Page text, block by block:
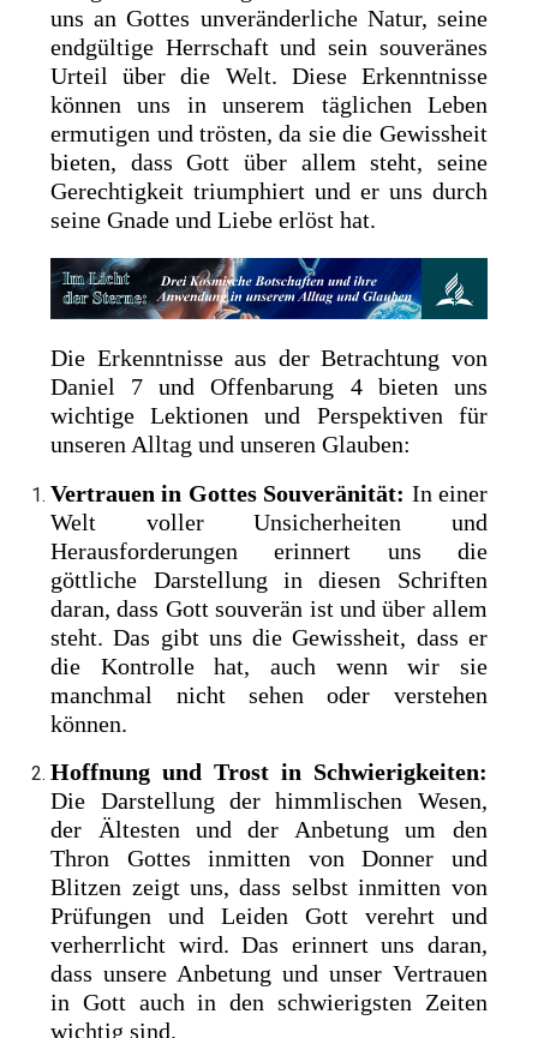
uns an Gottes unveränderliche Natur, seine
endgültige Herrschaft und sein souveränes
Urteil über die Welt. Diese Erkenntnisse
können uns in unserem täglichen Leben
ermutigen und trösten, da sie die Gewissheit
bieten, dass Gott über allem steht, seine
Gerechtigkeit triumphiert und er uns durch
seine Gnade und Liebe erlöst hat.
Die Erkenntnisse aus der Betrachtung von
Daniel 7 und Offenbarung 4 bieten uns
wichtige Lektionen und Perspektiven für
unseren Alltag und unseren Glauben:
Vertrauen in Gottes Souveränität: In einer
Welt voller Unsicherheiten und
Herausforderungen erinnert uns die
göttliche Darstellung in diesen Schriften
daran, dass Gott souverän ist und über allem
steht. Das gibt uns die Gewissheit, dass er
die Kontrolle hat, auch wenn wir sie
manchmal nicht sehen oder verstehen
können.
Hoffnung und Trost in Schwierigkeiten:
Die Darstellung der himmlischen Wesen,
der Ältesten und der Anbetung um den
Thron Gottes inmitten von Donner und
Blitzen zeigt uns, dass selbst inmitten von
Prüfungen und Leiden Gott verehrt und
verherrlicht wird. Das erinnert uns daran,
dass unsere Anbetung und unser Vertrauen
in Gott auch in den schwierigsten Zeiten
wichtig sind.